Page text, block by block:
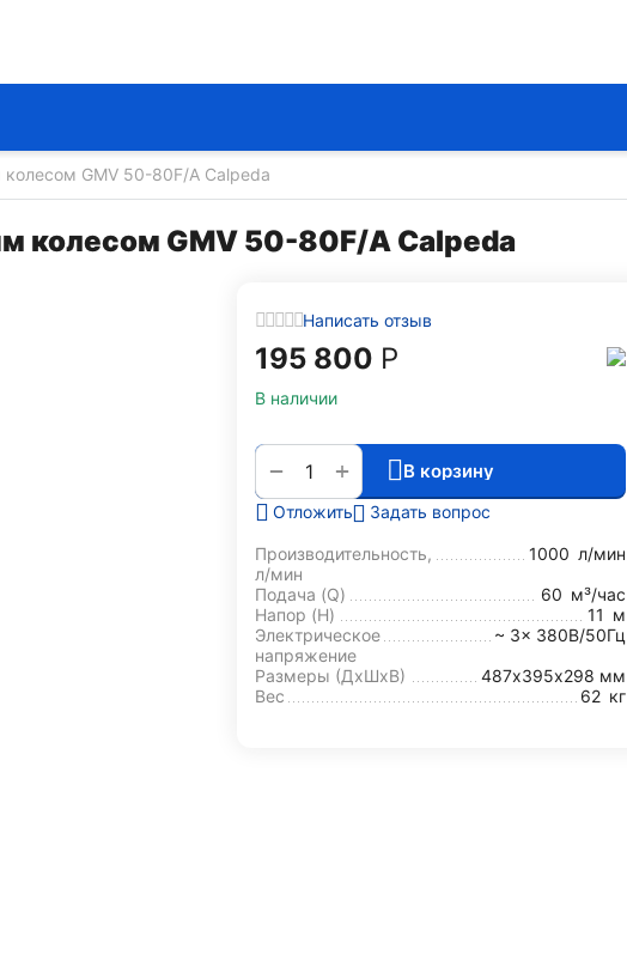
GMV 50-80F/A Calpeda
колесом GMV 50-80F/A Calpeda
Написать отзыв
195 800 Р
В наличии
+
− В корзину
Отложить Задать вопрос
Производительность,
л/мин
1000 л/мин
Подача (Q)
60 м³/час
Напор (H)
11 м
Электрическое
напряжение
~ 3x 380В/50Гц
Размеры (ДхШxВ)
487х395х298 мм
Вес
62 кг